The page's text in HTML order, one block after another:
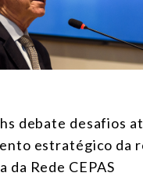
debate desafios
estratégico da
da Rede CEPAS